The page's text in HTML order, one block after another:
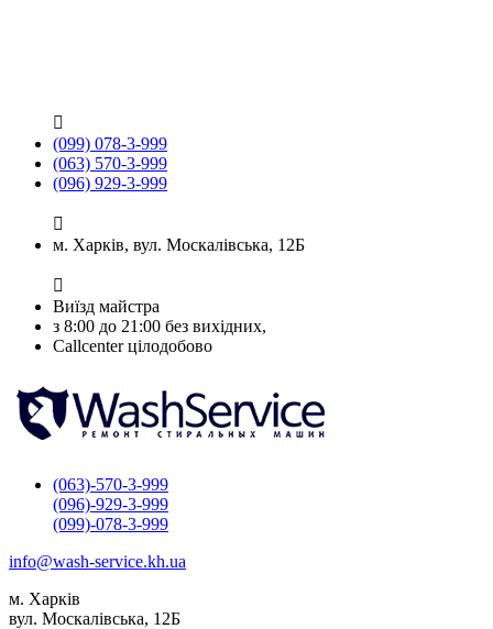

(099) 078-3-999
(063) 570-3-999
(096) 929-3-999

м. Харків, вул. Москалівська, 12Б

Виїзд майстра
з 8:00 до 21:00 без вихідних,
Callcenter цілодобово
(063)-570-3-999
(096)-929-3-999
(099)-078-3-999
info@wash-service.kh.ua
м. Харків
вул. Москалівська, 12Б